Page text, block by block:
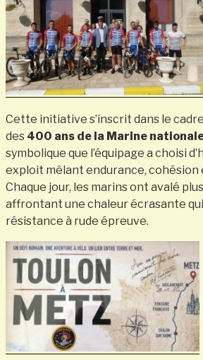
Cette initiative s’inscrit dans le
des 400 ans de la Marine
symbolique que l’équipage a choisi
exploit mêlant endurance, cohésion
Chaque jour, les marins ont avalé
affrontant une chaleur écrasante
résistance à rude épreuve.